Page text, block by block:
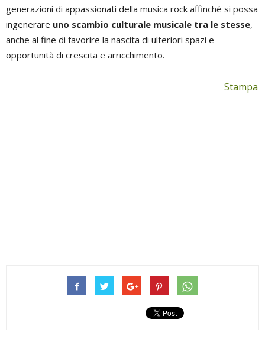
generazioni di appassionati della musica rock affinché si possa
ingenerare uno scambio culturale musicale tra le stesse,
anche al fine di favorire la nascita di ulteriori spazi e
opportunità di crescita e arricchimento.
Stampa